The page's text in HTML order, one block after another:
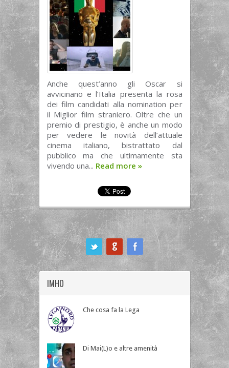
Anche quest’anno gli Oscar si
avvicinano e l’Italia presenta la rosa
dei film candidati alla nomination per
il Miglior film straniero. Oltre che un
premio di prestigio, è anche un modo
per vedere le novità dell’attuale
cinema italiano, bistrattato dal
pubblico ma che ultimamente sta
vivendo una... Read more »
IMHO
Che cosa fa la Lega
Di Mai(L)o e altre amenità